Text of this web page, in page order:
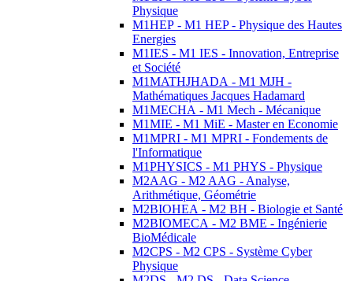
Physique
M1HEP - M1 HEP - Physique des Hautes
Energies
M1IES - M1 IES - Innovation, Entreprise
et Société
M1MATHJHADA - M1 MJH -
Mathématiques Jacques Hadamard
M1MECHA - M1 Mech - Mécanique
M1MIE - M1 MiE - Master en Economie
M1MPRI - M1 MPRI - Fondements de
l'Informatique
M1PHYSICS - M1 PHYS - Physique
M2AAG - M2 AAG - Analyse,
Arithmétique, Géométrie
M2BIOHEA - M2 BH - Biologie et Santé
M2BIOMECA - M2 BME - Ingénierie
BioMédicale
M2CPS - M2 CPS - Système Cyber
Physique